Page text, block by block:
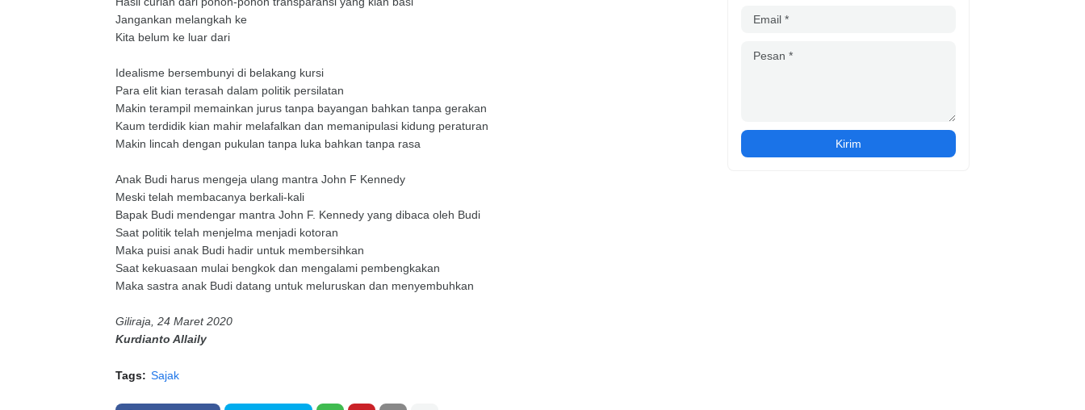
Jangankan melangkah ke
Kita belum ke luar dari
Idealisme bersembunyi di belakang kursi
Para elit kian terasah dalam politik persilatan
Makin terampil memainkan jurus tanpa bayangan bahkan tanpa gerakan
Kaum terdidik kian mahir melafalkan dan memanipulasi kidung peraturan
Makin lincah dengan pukulan tanpa luka bahkan tanpa rasa
Anak Budi harus mengeja ulang mantra John F Kennedy
Meski telah membacanya berkali-kali
Bapak Budi mendengar mantra John F. Kennedy yang dibaca oleh Budi
Saat politik telah menjelma menjadi kotoran
Maka puisi anak Budi hadir untuk membersihkan
Saat kekuasaan mulai bengkok dan mengalami pembengkakan
Maka sastra anak Budi datang untuk meluruskan dan menyembuhkan
Giliraja, 24 Maret 2020
Kurdianto Allaily
Tags: Sajak